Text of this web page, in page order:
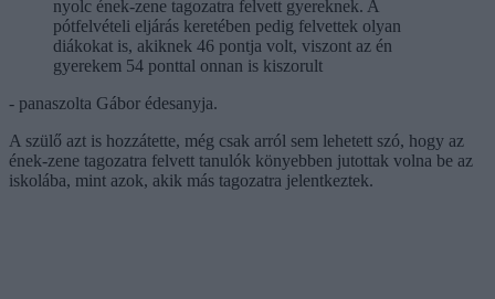
nyolc ének-zene tagozatra felvett gyereknek. A
pótfelvételi eljárás keretében pedig felvettek olyan
diákokat is, akiknek 46 pontja volt, viszont az én
gyerekem 54 ponttal onnan is kiszorult
- panaszolta Gábor édesanyja.
A szülő azt is hozzátette, még csak arról sem lehetett szó, hogy az
ének-zene tagozatra felvett tanulók könyebben jutottak volna be az
iskolába, mint azok, akik más tagozatra jelentkeztek.